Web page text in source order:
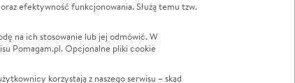
LGBTQ+
Powódź
Wichura
efektywność funkcjonowania. Służą temu tzw.
na ich stosowanie lub jej odmówić. W
Pomagam.pl. Opcjonalne pliki cookie
korzystają z naszego serwisu – skąd